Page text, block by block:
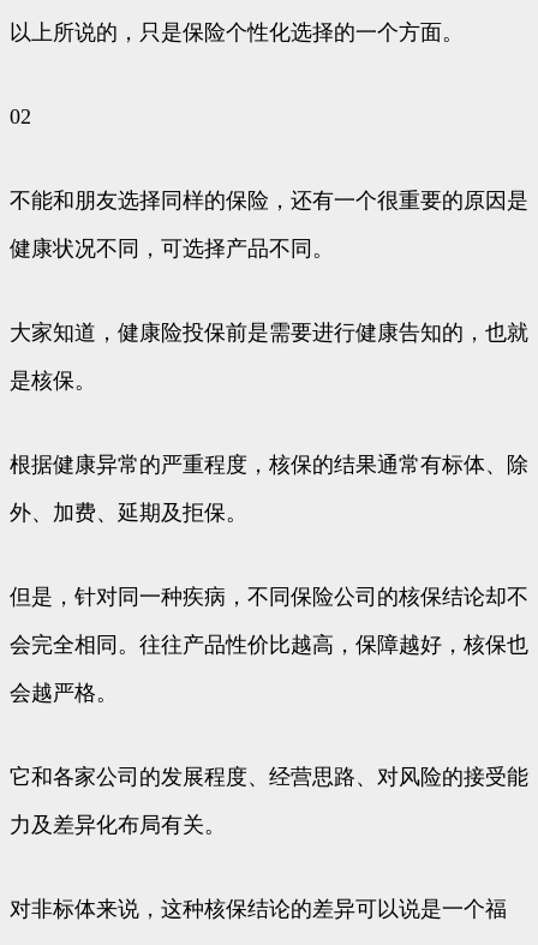
以上所说的，只是保险个性化选择的一个方面。
02
不能和朋友选择同样的保险，还有一个很重要的原因是
健康状况不同，可选择产品不同。
大家知道，健康险投保前是需要进行健康告知的，也就
是核保。
根据健康异常的严重程度，核保的结果通常有标体、除
外、加费、延期及拒保。
但是，针对同一种疾病，不同保险公司的核保结论却不
会完全相同。往往产品性价比越高，保障越好，核保也
会越严格。
它和各家公司的发展程度、经营思路、对风险的接受能
力及差异化布局有关。
对非标体来说，这种核保结论的差异可以说是一个福